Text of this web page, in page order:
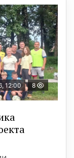
12:00 8